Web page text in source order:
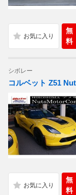
無
料
シボレー
コルベット Z51
無
料